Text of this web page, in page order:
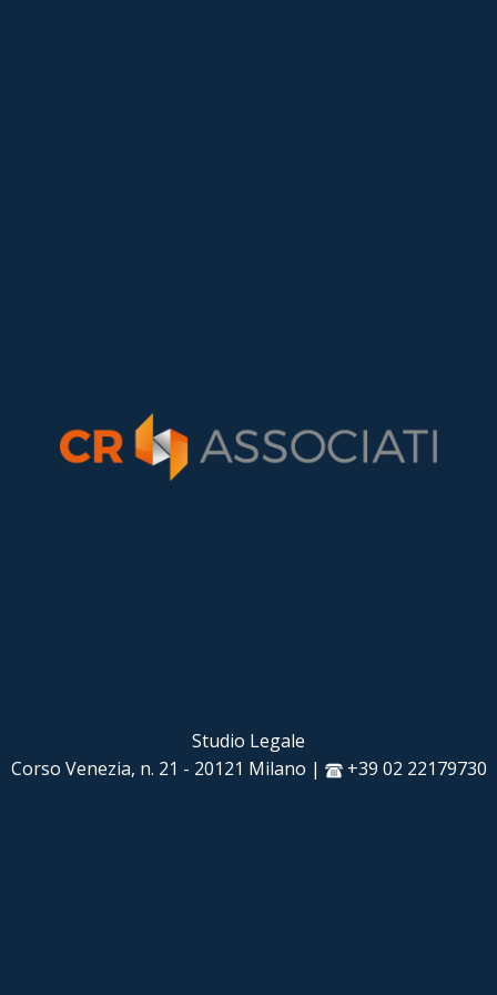
Studio Legale
Corso Venezia, n. 21 - 20121 Milano |
+39 02 22179730